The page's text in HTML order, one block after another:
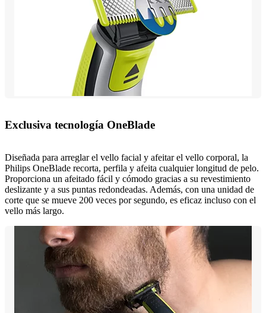
Exclusiva tecnología OneBlade
Diseñada para arreglar el vello facial y afeitar el vello corporal, la
Philips OneBlade recorta, perfila y afeita cualquier longitud de pelo.
Proporciona un afeitado fácil y cómodo gracias a su revestimiento
deslizante y a sus puntas redondeadas. Además, con una unidad de
corte que se mueve 200 veces por segundo, es eficaz incluso con el
vello más largo.